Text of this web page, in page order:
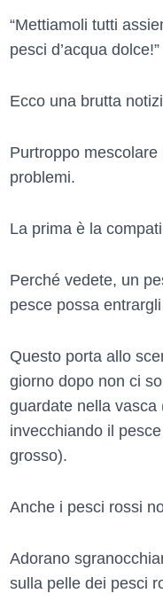
“Mettiamoli tutti
pesci d’acqua dolce!”
Ecco una brutta
Purtroppo
problemi.
La prima è la
Perché vedete, un
pesce possa
Questo porta allo
giorno dopo non ci
guardate nella
invecchiando il
grosso).
Anche i pesci rossi
Adorano
sulla pelle dei pesci